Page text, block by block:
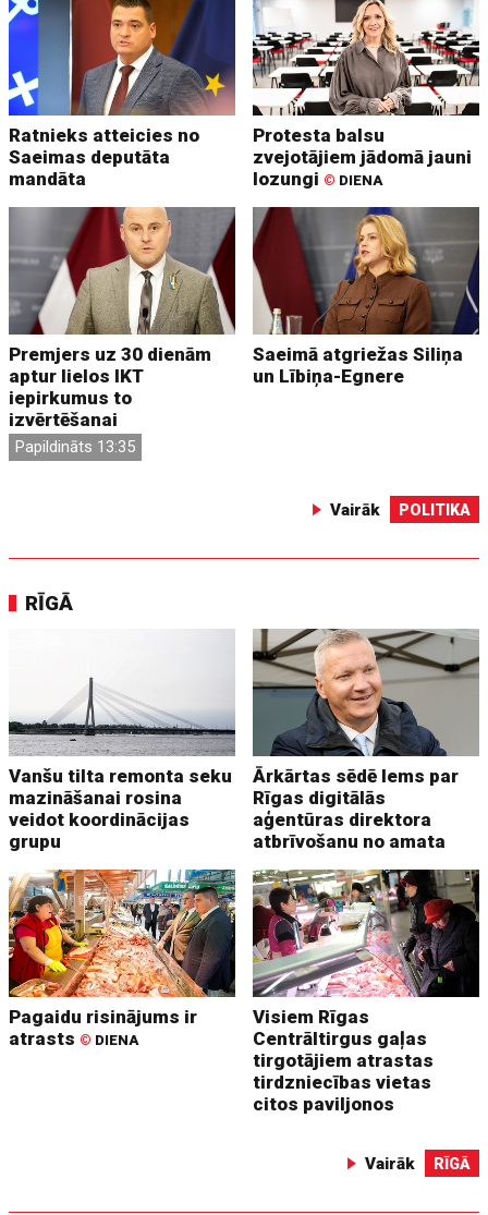
Ratnieks atteicies no
Saeimas deputāta
mandāta
Protesta balsu
zvejotājiem jādomā jauni
lozungi © DIENA
Premjers uz 30 dienām
aptur lielos IKT
iepirkumus to
izvērtēšanai
Papildināts 13:35
Saeimā atgriežas Siliņa
un Lībiņa-Egnere
Vairāk POLITIKA
RĪGĀ
Vanšu tilta remonta seku
mazināšanai rosina
veidot koordinācijas
grupu
Ārkārtas sēdē lems par
Rīgas digitālās
aģentūras direktora
atbrīvošanu no amata
Pagaidu risinājums ir
atrasts © DIENA
Visiem Rīgas
Centrāltirgus gaļas
tirgotājiem atrastas
tirdzniecības vietas
citos paviljonos
Vairāk RĪGĀ